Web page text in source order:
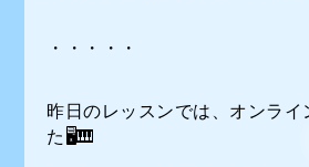
・・・・・
昨日のレッスンでは、オンライ
た🖥🎹